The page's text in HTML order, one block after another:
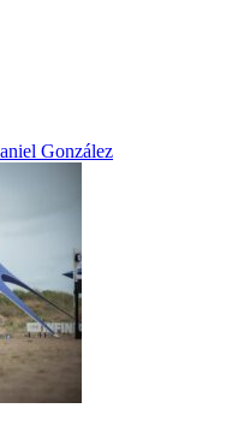
González